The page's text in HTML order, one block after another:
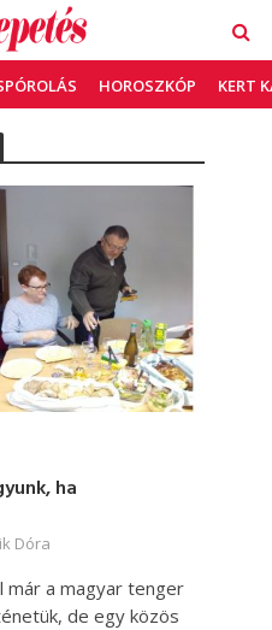
HOROSZKÓP KERT
ha
Dóra
már a magyar tenger
de egy közös